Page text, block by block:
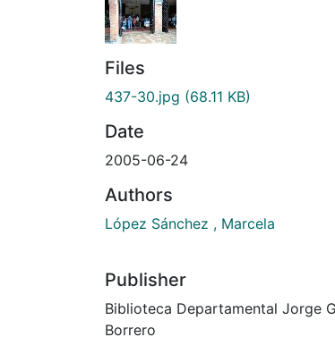
Files
437-30.jpg (68.11 KB)
Date
2005-06-24
Authors
López Sánchez , Marcela
Publisher
Biblioteca Departamental Jorge
Borrero